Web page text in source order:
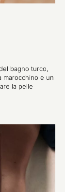
bagno turco,
marocchino e un
la pelle